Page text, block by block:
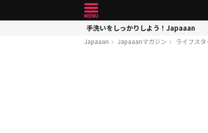
手洗いをしっかりしよう！Japaaan
Japaaan Japaaanマガジン ライフスタ